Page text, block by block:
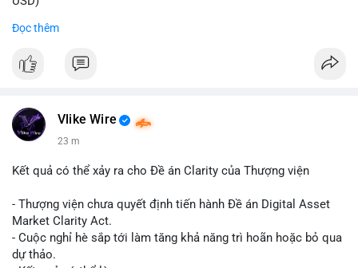
triệu USD được di chuyển trong một giao dịch duy nhất cho
động này nghiêng về khả năng chuyển đến ví lạnh để tích trữ
dài hạn hơn là bán tháo, bởi nếu muốn thanh khoản ngay, cá
một phần nhỏ khối lượng này vẫn có thể được dùng để đặt
Lời khuyên: Nhà đầu tư nhỏ lẻ nên theo dõi thêm các giao dịch
tiếp theo từ cùng một địa chỉ nguồn để xác định rõ xu hướng.
Không nên hành động vội vàng dựa trên một giao dịch đơn lẻ,
Đọc thêm
Vlike Wire
23 m
Kết quả có thể xảy ra cho Đề án Clarity của Thượng viện
- Thượng viện chưa quyết định tiến hành Đề án Digital Asset
Market Clarity Act.
- Cuộc nghỉ hè sắp tới làm tăng khả năng trì hoãn hoặc bỏ qua
dự thảo.